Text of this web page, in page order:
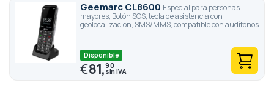
Geemarc CL8600 Especial para personas
mayores, Botón SOS, tecla de asistencia con
geolocalización, SMS/MMS, compatible con audífonos
Disponible
€81,90